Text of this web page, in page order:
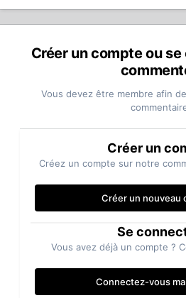
Créer un compte ou
Vous devez être membre afin
Créer un
Créez un compte sur notre
Créer un nouveau
Se
Vous avez déjà un compte ?
Connectez-vous